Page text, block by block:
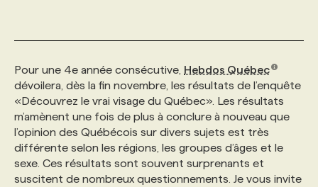
AFFAIRES DE L'INDUSTRIE
INITIATIVES NUMÉRIQUES
PRIX ET DISTINCTIONS
TENDANCES
WEB & MÉDIAS SOCIAUX
MARKETING DURABLE
GEO/SEO
INFOLETTRE PUBLICITÉ
ANNONCEZ AVEC NOUS
CONSULTER LA CVTHÈQUE
PROFIL ENTREPRISE
FAQ
ANNONCEZ AVEC NOUS
VOIR LES OFFRES
PROFIL CANDIDAT
FAQ
ANNONCEZ AVEC NOUS
NOS FORMATIONS EN LIGNE
NOS PARCOURS DE FORMATIONS
FORMATIONS PERSONNALISÉES
NOS FORMATEUR‧RICES
CHASSE DE TÊTE
SERVICE DE CHASSE DE TÊTE
NOS TARIFS
NOS EXPERTISES
Pour une 4e année consécutive, Hebdos Québec
dévoilera, dès la fin novembre, les résultats de l’enquête
«Découvrez le vrai visage du Québec». Les résultats
m’amènent une fois de plus à conclure à nouveau que
l’opinion des Québécois sur divers sujets est très
différente selon les régions, les groupes d’âges et le
sexe. Ces résultats sont souvent surprenants et
suscitent de nombreux questionnements. Je vous invite